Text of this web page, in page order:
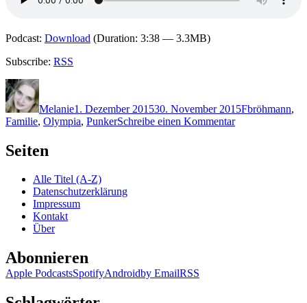
Podcast: Download (Duration: 3:38 — 3.3MB)
Subscribe: RSS
Autor
Melanie1. Dezember 201530. November 2015Fbröhmann,
Familie, Olympia, PunkerSchreibe einen Kommentarzu
Seiten
Alle Titel (A-Z)
Datenschutzerklärung
Impressum
Kontakt
Über
Abonnieren
Apple PodcastsSpotifyAndroidby EmailRSS